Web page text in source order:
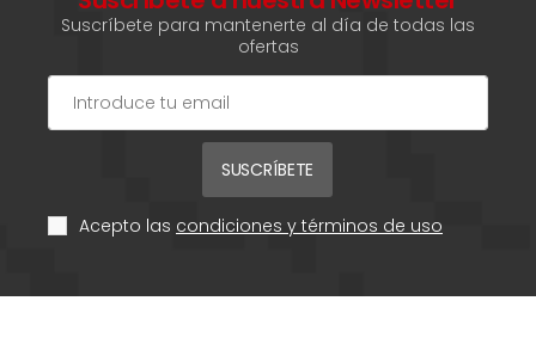
Suscríbete para mantenerte al día de todas las
ofertas
SUSCRÍBETE
Acepto las condiciones y términos de uso